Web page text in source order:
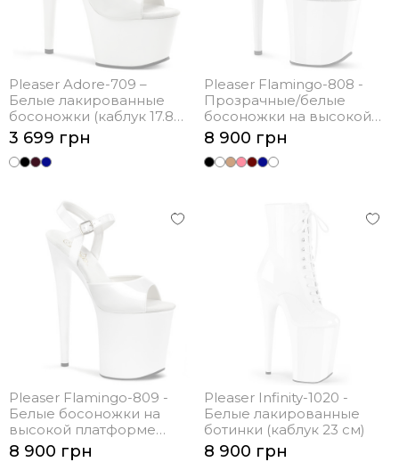
Pleaser Adore-709 –
Белые лакированные
босоножки (каблук 17.8
см)
3 699 грн
Pleaser Flamingo-808 -
Прозрачные/белые
босоножки на высокой
платформе (каблук 20.3
см)
8 900 грн
Pleaser Flamingo-809 -
Белые босоножки на
высокой платформе
(каблук 20.3 см)
8 900 грн
Pleaser Infinity-1020 -
Белые лакированные
ботинки (каблук 23 см)
8 900 грн